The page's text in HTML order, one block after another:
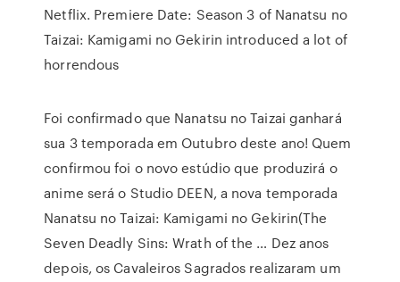
Netflix. Premiere Date: Season 3 of Nanatsu no
Taizai: Kamigami no Gekirin introduced a lot of
horrendous
Foi confirmado que Nanatsu no Taizai ganhará
sua 3 temporada em Outubro deste ano! Quem
confirmou foi o novo estúdio que produzirá o
anime será o Studio DEEN, a nova temporada
Nanatsu no Taizai: Kamigami no Gekirin(The
Seven Deadly Sins: Wrath of the … Dez anos
depois, os Cavaleiros Sagrados realizaram um